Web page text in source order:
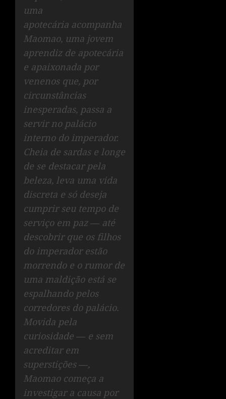
uma
apotecária acompanha
Maomao, uma jovem
aprendiz de apotecária
e apaixonada por
venenos que, por
circunstâncias
inesperadas, passa a
servir no palácio
interno do imperador.
Cheia de sardas e longe
de se destacar pela
beleza, leva uma vida
discreta e só deseja
cumprir seu tempo de
serviço em paz ― até
descobrir que os filhos
do imperador estão
morrendo e o rumor de
uma maldição está se
espalhando pelos
corredores do palácio.
Movida pela
curiosidade ― e sem
acreditar em
superstições ―,
Maomao começa a
investigar a causa por